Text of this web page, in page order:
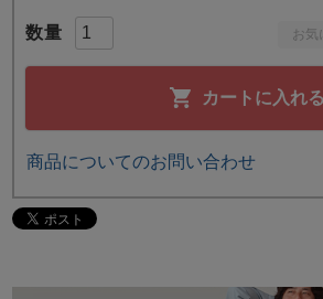
お気
カートに入れる
商品についてのお問い合わせ